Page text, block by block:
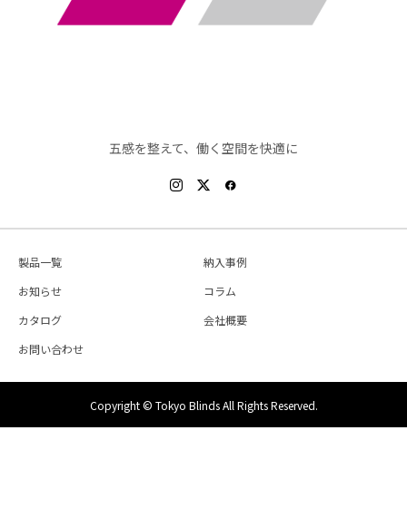
五感を整えて、働く空間を快適に
製品一覧
納入事例
お知らせ
コラム
カタログ
会社概要
お問い合わせ
Copyright © Tokyo Blinds All Rights Reserved.